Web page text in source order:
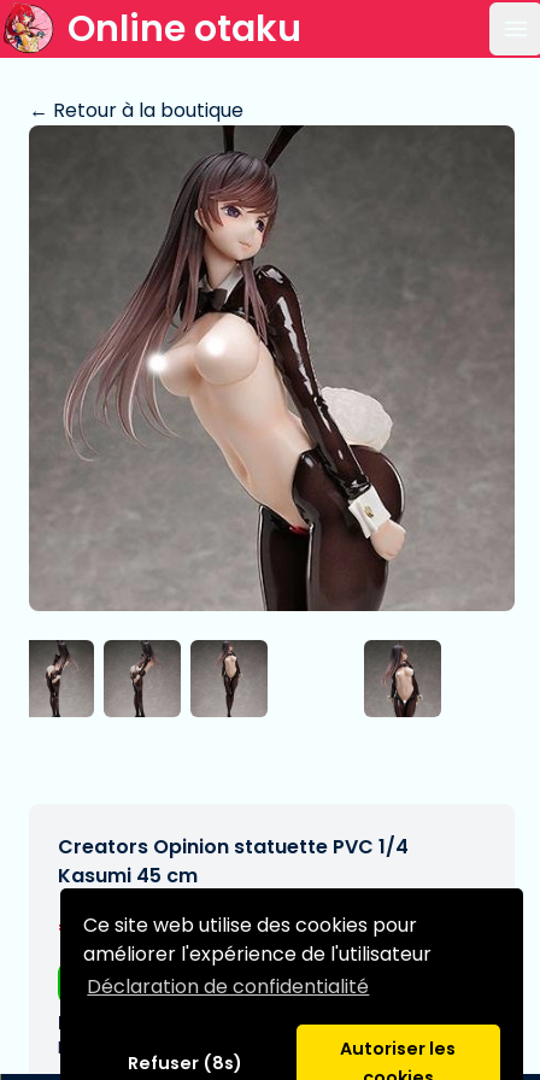
Ce site web utilise des cookies pour
améliorer l'expérience de l'utilisateur
Déclaration de confidentialité
Refuser (8s)
Autoriser les
Online otaku
← Retour à la boutique
Creators Opinion statuette PVC 1/4
Kasumi 45 cm
€322,95[Sous réserve de modifications]
Livraison gratuite
Date de livraison prévue:
N/A